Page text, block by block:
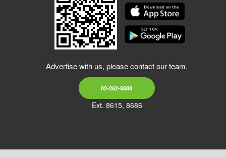
Advertise with us, please contact our team.
02-262-8888
Ext. 8615, 8686